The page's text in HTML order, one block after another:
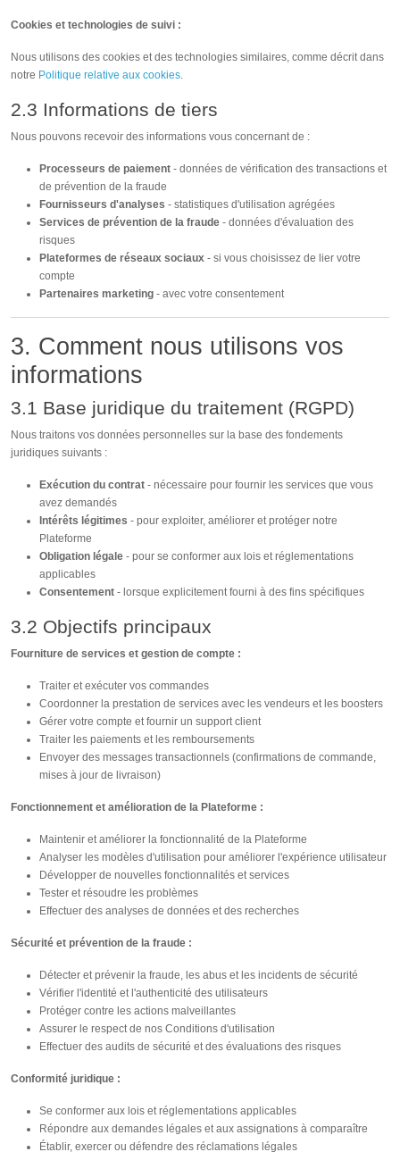
Cookies et technologies de suivi :
Nous utilisons des cookies et des technologies similaires, comme décrit dans
notre Politique relative aux cookies.
2.3 Informations de tiers
Nous pouvons recevoir des informations vous concernant de :
Processeurs de paiement - données de vérification des transactions et
de prévention de la fraude
Fournisseurs d'analyses - statistiques d'utilisation agrégées
Services de prévention de la fraude - données d'évaluation des
risques
Plateformes de réseaux sociaux - si vous choisissez de lier votre
compte
Partenaires marketing - avec votre consentement
3. Comment nous utilisons vos
informations
3.1 Base juridique du traitement (RGPD)
Nous traitons vos données personnelles sur la base des fondements
juridiques suivants :
Exécution du contrat - nécessaire pour fournir les services que vous
avez demandés
Intérêts légitimes - pour exploiter, améliorer et protéger notre
Plateforme
Obligation légale - pour se conformer aux lois et réglementations
applicables
Consentement - lorsque explicitement fourni à des fins spécifiques
3.2 Objectifs principaux
Fourniture de services et gestion de compte :
Traiter et exécuter vos commandes
Coordonner la prestation de services avec les vendeurs et les boosters
Gérer votre compte et fournir un support client
Traiter les paiements et les remboursements
Envoyer des messages transactionnels (confirmations de commande,
mises à jour de livraison)
Fonctionnement et amélioration de la Plateforme :
Maintenir et améliorer la fonctionnalité de la Plateforme
Analyser les modèles d'utilisation pour améliorer l'expérience utilisateur
Développer de nouvelles fonctionnalités et services
Tester et résoudre les problèmes
Effectuer des analyses de données et des recherches
Sécurité et prévention de la fraude :
Détecter et prévenir la fraude, les abus et les incidents de sécurité
Vérifier l'identité et l'authenticité des utilisateurs
Protéger contre les actions malveillantes
Assurer le respect de nos Conditions d'utilisation
Effectuer des audits de sécurité et des évaluations des risques
Conformité juridique :
Se conformer aux lois et réglementations applicables
Répondre aux demandes légales et aux assignations à comparaître
Établir, exercer ou défendre des réclamations légales